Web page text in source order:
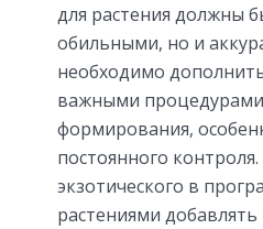
для растения должны
обильными, но и
необходимо
важными
формирования,
постоянного
экзотического в
растениями добавлять